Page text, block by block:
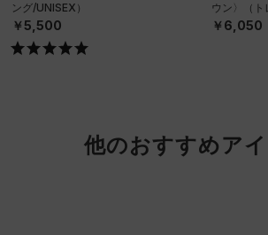
ング/UNISEX）
￥5,500
ウン〉（ト
￥6,050
他のおすすめア